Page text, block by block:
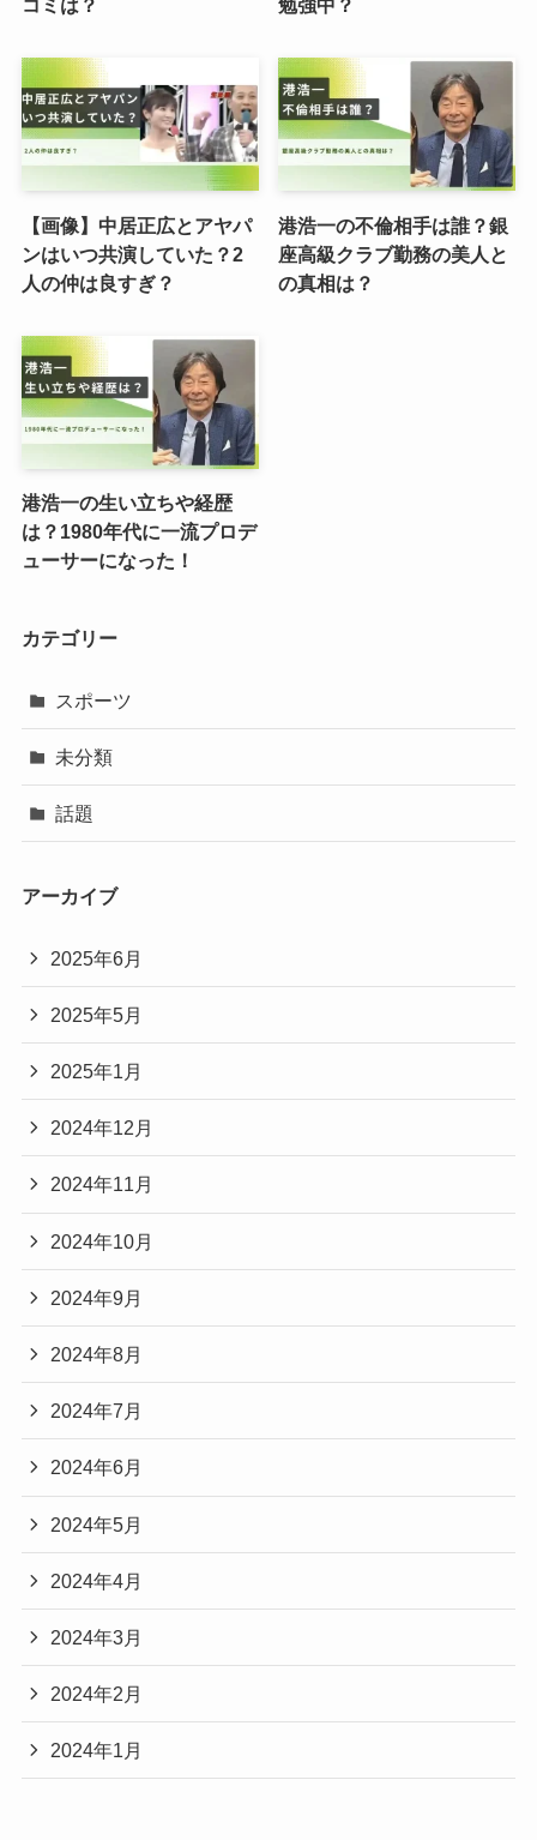
コミは？
勉強中？
【画像】中居正広とアヤパ
ンはいつ共演していた？2
人の仲は良すぎ？
港浩一の不倫相手は誰？銀
座高級クラブ勤務の美人と
の真相は？
港浩一の生い立ちや経歴
は？1980年代に一流プロデ
ューサーになった！
カテゴリー
スポーツ
未分類
話題
アーカイブ
2025年6月
2025年5月
2025年1月
2024年12月
2024年11月
2024年10月
2024年9月
2024年8月
2024年7月
2024年6月
2024年5月
2024年4月
2024年3月
2024年2月
2024年1月